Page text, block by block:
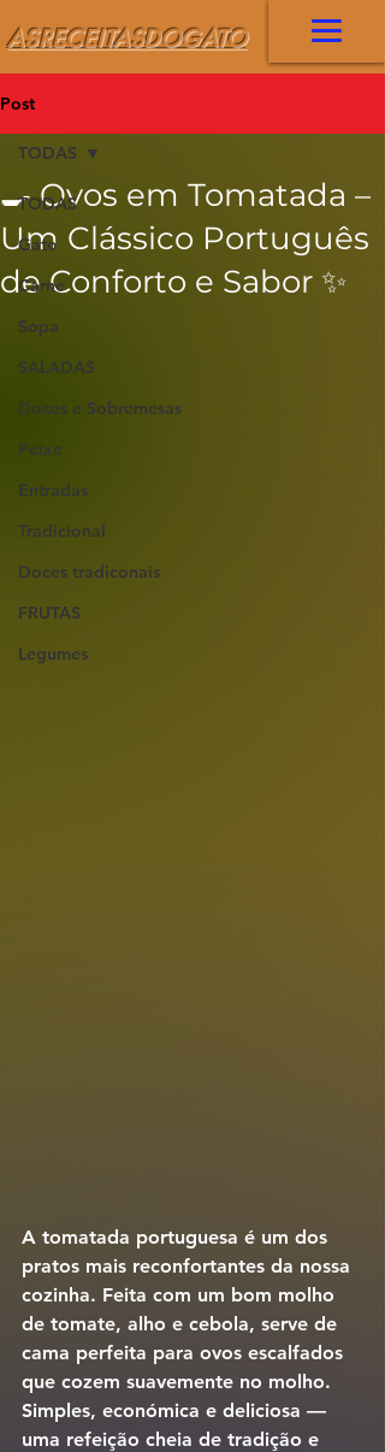
ASRECEITASDOGATO
Post
TODAS
Gato
Carne
Sopa
SALADAS
Doces e Sobremesas
Peixe
Entradas
Tradicional
Doces tradiconais
FRUTAS
Legumes
TODAS
🍳 Ovos em Tomatada –
Um Clássico Português
de Conforto e Sabor ✨
A tomatada portuguesa é um dos
pratos mais reconfortantes da nossa
cozinha. Feita com um bom molho
de tomate, alho e cebola, serve de
cama perfeita para ovos escalfados
que cozem suavemente no molho.
Simples, económica e deliciosa —
uma refeição cheia de tradição e